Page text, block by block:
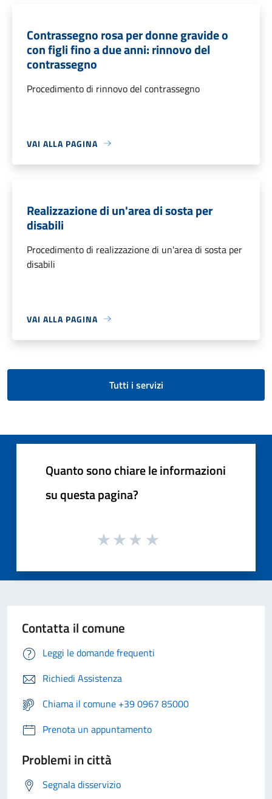
Contrassegno rosa per donne gravide o
con figli fino a due anni: rinnovo del
contrassegno
Procedimento di rinnovo del contrassegno
VAI ALLA PAGINA
Realizzazione di un'area di sosta per
disabili
Procedimento di realizzazione di un'area di sosta per
disabili
VAI ALLA PAGINA
Tutti i servizi
Quanto sono chiare le informazioni
su questa pagina?
Contatta il comune
Leggi le domande frequenti
Richiedi Assistenza
Chiama il comune +39 0967 85000
Prenota un appuntamento
Problemi in città
Segnala disservizio